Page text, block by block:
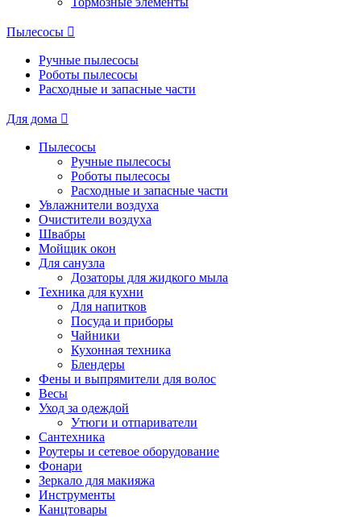
Пылесосы
Ручные пылесосы
Роботы пылесосы
Расходные и запасные части
Для дома
Пылесосы
Ручные пылесосы
Роботы пылесосы
Расходные и запасные части
Увлажнители воздуха
Очистители воздуха
Швабры
Мойщик окон
Для санузла
Дозаторы для жидкого мыла
Техника для кухни
Для напитков
Посуда и приборы
Чайники
Кухонная техника
Блендеры
Фены и выпрямители для волос
Весы
Уход за одеждой
Утюги и отпариватели
Сантехника
Роутеры и сетевое оборудование
Фонари
Зеркало для макияжа
Инструменты
Канцтовары